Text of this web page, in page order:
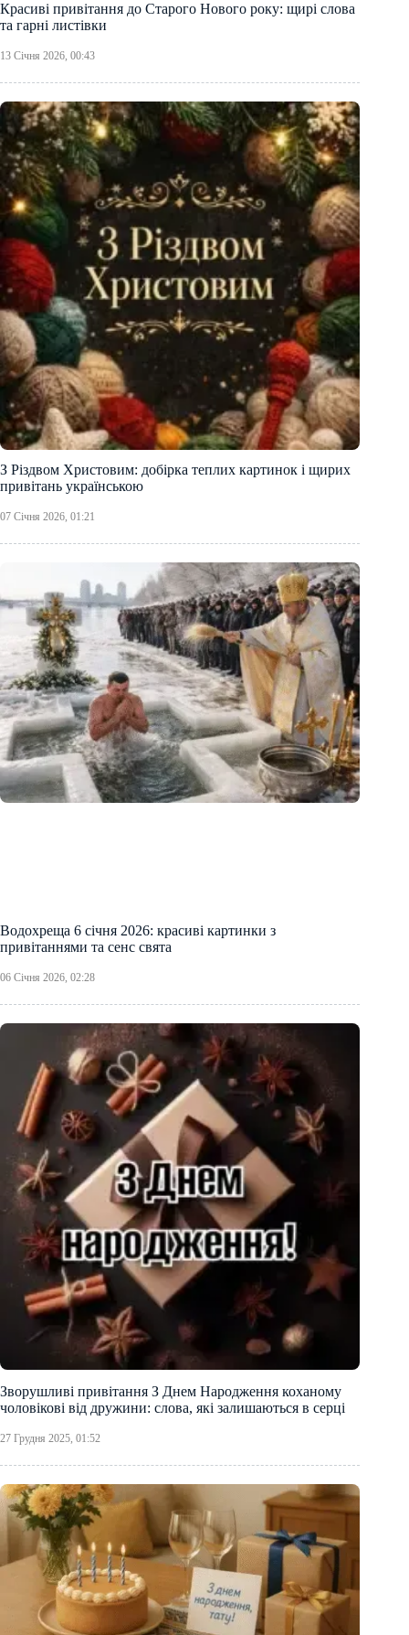
Красиві привітання до Старого Нового року: щирі слова
та гарні листівки
13 Січня 2026, 00:43
З Різдвом Христовим: добірка теплих картинок і щирих
привітань українською
07 Січня 2026, 01:21
Водохреща 6 січня 2026: красиві картинки з
привітаннями та сенс свята
06 Січня 2026, 02:28
Зворушливі привітання З Днем Народження коханому
чоловікові від дружини: слова, які залишаються в серці
27 Грудня 2025, 01:52